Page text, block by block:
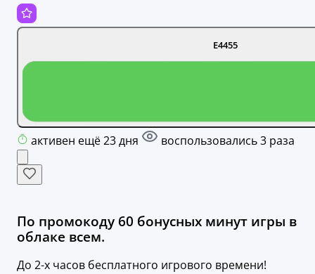
E4455
активен ещё 23 дня воспользовались 3 раза
По промокоду 60 бонусных минут игры в
облаке всем.
До 2-х часов бесплатного игрового времени!